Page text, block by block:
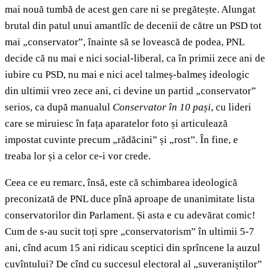
mai nouă tumbă de acest gen care ni se pregătește. Alungat
brutal din patul unui amantlîc de decenii de către un PSD tot
mai „conservator”, înainte să se lovească de podea, PNL
decide că nu mai e nici social-liberal, ca în primii zece ani de
iubire cu PSD, nu mai e nici acel talmeș-balmeș ideologic
din ultimii vreo zece ani, ci devine un partid „conservator”
serios, ca după manualul Conservator în 10 pași, cu lideri
care se miruiesc în fața aparatelor foto și articulează
impostat cuvinte precum „rădăcini” și „rost”. În fine, e
treaba lor și a celor ce-i vor crede.
Ceea ce eu remarc, însă, este că schimbarea ideologică
preconizată de PNL duce pînă aproape de unanimitate lista
conservatorilor din Parlament. Și asta e cu adevărat comic!
Cum de s-au sucit toți spre „conservatorism” în ultimii 5-7
ani, cînd acum 15 ani ridicau sceptici din sprîncene la auzul
cuvîntului? De cînd cu succesul electoral al „suveraniștilor”